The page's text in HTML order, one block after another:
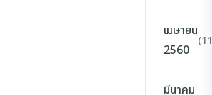
เมษายน
2560
มีนาคม